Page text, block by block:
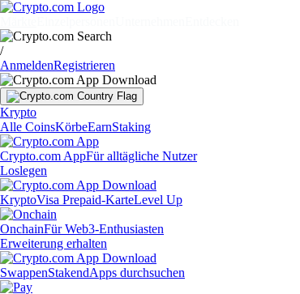
/
AnmeldenRegistrieren
Krypto
Alle CoinsKörbeEarnStaking
Crypto.com AppFür alltägliche Nutzer
Loslegen
KryptoVisa Prepaid-KarteLevel Up
OnchainFür Web3-Enthusiasten
Erweiterung erhalten
SwappenStakendApps durchsuchen